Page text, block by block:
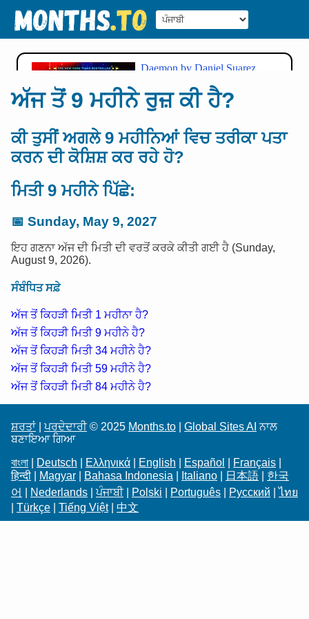
ਅੱਜ ਤੋਂ 9 ਮਹੀਨੇ ਰੁਜ਼ ਕੀ ਹੈ?
ਕੀ ਤੁਸੀਂ ਅਗਲੇ 9 ਮਹੀਨਿਆਂ ਵਿਚ ਤਰੀਕਾ ਪਤਾ
ਕਰਨ ਦੀ ਕੋਸ਼ਿਸ਼ ਕਰ ਰਹੇ ਹੋ?
ਮਿਤੀ 9 ਮਹੀਨੇ ਪਿੱਛੇ:
📅 Sunday, May 9, 2027
ਇਹ ਗਣਨਾ ਅੱਜ ਦੀ ਮਿਤੀ ਦੀ ਵਰਤੋਂ ਕਰਕੇ ਕੀਤੀ ਗਈ ਹੈ (Sunday,
August 9, 2026).
ਸੰਬੰਧਿਤ ਸਫ਼ੇ
ਅੱਜ ਤੋਂ ਕਿਹੜੀ ਮਿਤੀ 1 ਮਹੀਨਾ ਹੈ?
ਅੱਜ ਤੋਂ ਕਿਹੜੀ ਮਿਤੀ 9 ਮਹੀਨੇ ਹੈ?
ਅੱਜ ਤੋਂ ਕਿਹੜੀ ਮਿਤੀ 34 ਮਹੀਨੇ ਹੈ?
ਅੱਜ ਤੋਂ ਕਿਹੜੀ ਮਿਤੀ 59 ਮਹੀਨੇ ਹੈ?
ਅੱਜ ਤੋਂ ਕਿਹੜੀ ਮਿਤੀ 84 ਮਹੀਨੇ ਹੈ?
ਸ਼ਰਤਾਂ |ਪਰਦੇਦਾਰੀ© 2025 Months.to Global Sites AI ਨਾਲ
ਬਣਾਇਆ ਗਿਆ
বাংলা
Deutsch Ελληνικά English Español Français
हिन्दी
Magyar Bahasa Indonesia Italiano 日本語
한국
어
Nederlands |ਪੰਜਾਬੀ| Polski Português Русский |ไทย
Türkçe Tiếng Việt| 中文